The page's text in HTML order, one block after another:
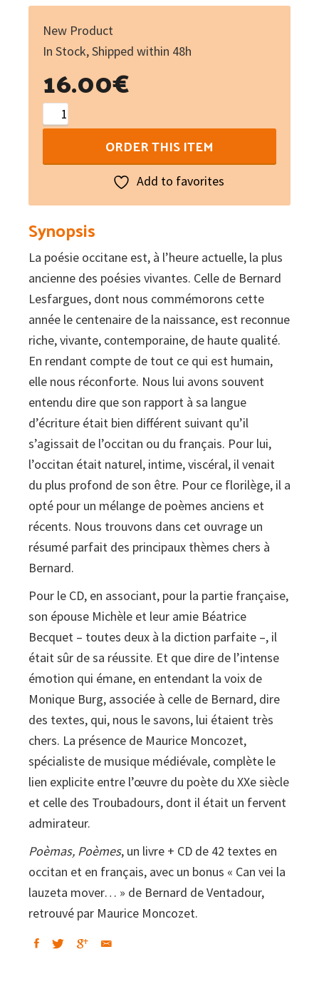
New Product
In Stock, Shipped within 48h
16.00€
Poèmas
-
textes
choisis
par
l'auteur
(libre
+
CD)
quantity
ORDER THIS ITEM
Add to favorites
Synopsis
La poésie occitane est, à l’heure actuelle, la plus
ancienne des poésies vivantes. Celle de Bernard
Lesfargues, dont nous commémorons cette
année le centenaire de la naissance, est reconnue
riche, vivante, contemporaine, de haute qualité.
En rendant compte de tout ce qui est humain,
elle nous réconforte. Nous lui avons souvent
entendu dire que son rapport à sa langue
d’écriture était bien différent suivant qu’il
s’agissait de l’occitan ou du français. Pour lui,
l’occitan était naturel, intime, viscéral, il venait
du plus profond de son être. Pour ce florilège, il a
opté pour un mélange de poèmes anciens et
récents. Nous trouvons dans cet ouvrage un
résumé parfait des principaux thèmes chers à
Bernard.
Pour le CD, en associant, pour la partie française,
son épouse Michèle et leur amie Béatrice
Becquet – toutes deux à la diction parfaite –, il
était sûr de sa réussite. Et que dire de l’intense
émotion qui émane, en entendant la voix de
Monique Burg, associée à celle de Bernard, dire
des textes, qui, nous le savons, lui étaient très
chers. La présence de Maurice Moncozet,
spécialiste de musique médiévale, complète le
lien explicite entre l’œuvre du poète du XXe siècle
et celle des Troubadours, dont il était un fervent
admirateur.
Poèmas, Poèmes, un livre + CD de 42 textes en
occitan et en français, avec un bonus « Can vei la
lauzeta mover… » de Bernard de Ventadour,
retrouvé par Maurice Moncozet.